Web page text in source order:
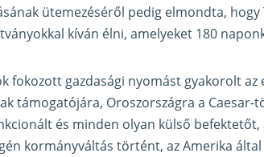
ütemezéséről pedig elmondta,
kíván élni, amelyeket 180
fokozott gazdasági nyomást gyakorolt az
támogatójára, Oroszországra a Caesar-
és minden olyan külső befektetőt,
kormányváltás történt, az Amerika